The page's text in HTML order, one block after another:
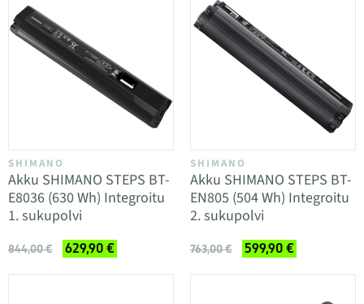
SHIMANO
Akku SHIMANO STEPS BT-
E8036 (630 Wh) Integroitu
1. sukupolvi
844,00 € 629,90 €
SHIMANO
Akku SHIMANO STEPS BT-
EN805 (504 Wh) Integroitu
2. sukupolvi
763,00 € 599,90 €